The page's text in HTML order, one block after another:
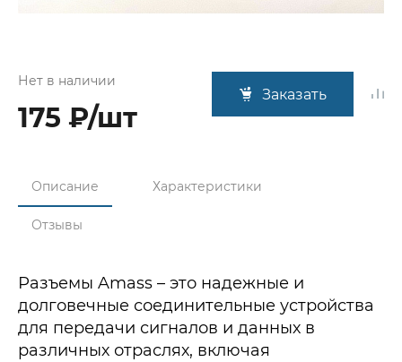
Нет в наличии
175 ₽/шт
Заказать
Описание Характеристики
Отзывы
Разъемы Amass – это надежные и
долговечные соединительные устройства
для передачи сигналов и данных в
различных отраслях, включая